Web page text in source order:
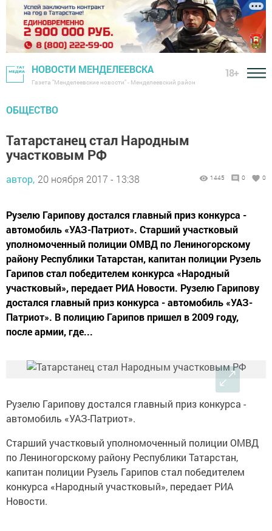
НОВОСТИ МЕНДЕЛЕЕВСКА
Газета "Менделеевские новости" - Менделеевский район
18+
ОБЩЕСТВО
Татарстанец стал Народным
участковым РФ
автор, 20 ноября 2017 - 13:38 1445 0 0
Рузелю Гарипову достался главный приз конкурса -
автомобиль «УАЗ-Патриот». Старший участковый
уполномоченный полиции ОМВД по Лениногорскому
району Республики Татарстан, капитан полиции Рузель
Гарипов стал победителем конкурса «Народный
участковый», передает РИА Новости. Рузелю Гарипову
достался главный приз конкурса - автомобиль «УАЗ-
Патриот». В полицию Гарипов пришел в 2009 году,
после армии, где...
Рузелю Гарипову достался главный приз конкурса -
автомобиль «УАЗ-Патриот».
Старший участковый уполномоченный полиции ОМВД
по Лениногорскому району Республики Татарстан,
капитан полиции Рузель Гарипов стал победителем
конкурса «Народный участковый», передает РИА
Новости.